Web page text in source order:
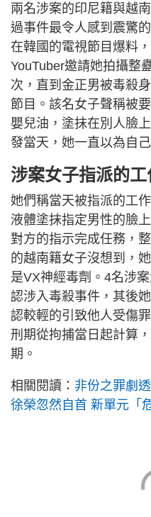
兩名涉案的印尼籍與越
過事件最令人感到震驚
在韓國的電視節目爆料
YouTuber邀請她拍攝整
次，直到金正男被毒殺
節目。該名女子聲稱被
嬰兒油，塗抹在別人臉
發當天，她一直以為自
涉案女子指派的
她們稱當天被指派的工
液體塗抹指定男性的臉
對方的指示完成任務，
的越南籍女子沒想到，
是VX神經毒劑。4名涉
認涉入毒殺事件，其後
認較輕的引致他人受傷
刑期從拘捕當日起計算
期。
相關閱讀： 非份之罪劇
徐榮忽然自首 新單元「